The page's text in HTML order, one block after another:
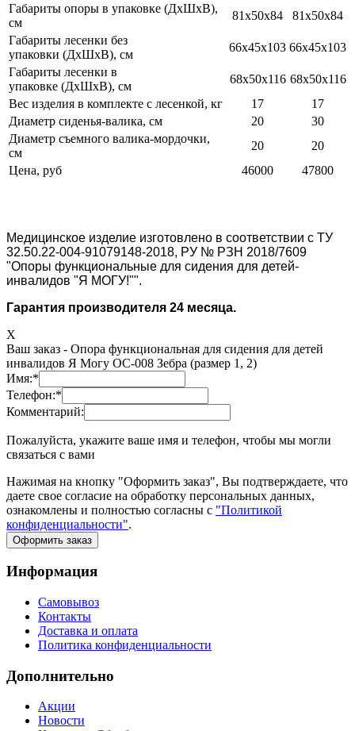
Габариты опоры в упаковке (ДхШхВ),
см
81х50х84
81х50х84
Габариты лесенки без
упаковки (ДхШхВ), см
66х45х103 66х45х103
Габариты лесенки в
упаковке (ДхШхВ), см
68х50х116 68х50х116
Вес изделия в комплекте с лесенкой, кг
17
17
Диаметр сиденья-валика, см
20
30
Диаметр съемного валика-мордочки,
см
20
20
Цена, руб
46000 47800
Медицинское изделие изготовлено в соответствии с ТУ
32.50.22-004-91079148-2018, РУ № РЗН 2018/7609
"Опоры функциональные для сидения для детей-
инвалидов "Я МОГУ!"".
Гарантия производителя 24 месяца.
X
Ваш заказ - Опора функциональная для сидения для детей
инвалидов Я Могу ОС-008 Зебра (размер 1, 2)
Имя:*
Телефон:*
Комментарий:
Пожалуйста, укажите ваше имя и телефон, чтобы мы могли
связаться с вами
Нажимая на кнопку "Оформить заказ", Вы подтверждаете, что
даете свое согласие на обработку персональных данных,
ознакомлены и полностью согласны с "Политикой
конфиденциальности".
Оформить заказ
Информация
Самовывоз
Контакты
Доставка и оплата
Политика конфиденциальности
Дополнительно
Акции
Новости